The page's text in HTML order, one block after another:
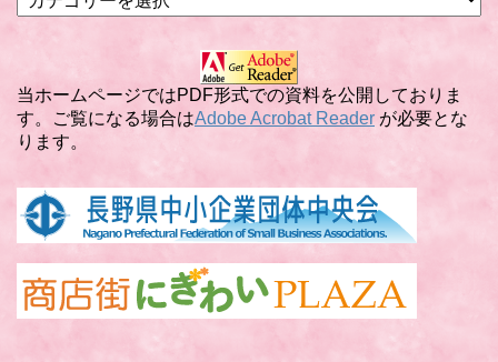
テ
ー
当ホームページではPDF形式での資料を公開しておりま
す。ご覧になる場合はAdobe Acrobat Reader が必要とな
ります。